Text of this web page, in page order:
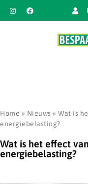
Home » Nieuws » Wat is
energiebelasting?
Wat is het effect
energiebelasting?